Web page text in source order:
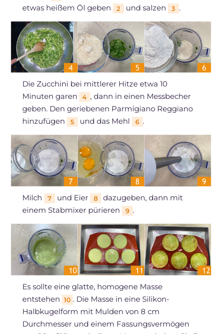
etwas heißem Öl geben 2 und salzen 3 .
Die Zucchini bei mittlerer Hitze etwa 10
Minuten garen
4 , dann in einen Messbecher
geben. Den geriebenen Parmigiano Reggiano
hinzufügen
5 und das Mehl 6 .
Milch 7 und Eier 8
dazugeben, dann mit
einem Stabmixer pürieren
9 .
Es sollte eine glatte, homogene Masse
entstehen 10 . Die Masse in eine Silikon-
Halbkugelform mit Mulden von 8 cm
Durchmesser und einem Fassungsvermögen